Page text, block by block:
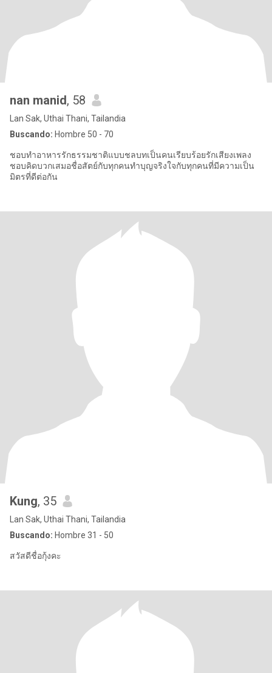
nan manid, 58
Lan Sak, Uthai Thani, Tailandia
Buscando: Hombre 50 - 70
ชอบทำอาหารรักธรรมชาติแบบชลบทเป็นคนเรียบร้อยรักเสียงเพลง
ชอบคิดบวกเสมอชื่อสัตย์กับทุกคนทำบุญจริงใจกับทุกคนที่มีความเป็น
มิตรที่ดีต่อกัน
Kung, 35
Lan Sak, Uthai Thani, Tailandia
Buscando: Hombre 31 - 50
สวัสดีชื่อกุ้งคะ